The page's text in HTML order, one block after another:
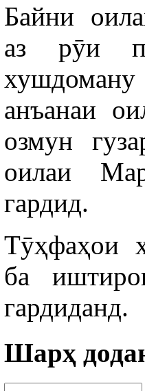
Байни
аз рӯи
анъанаи
озмун
оилаи
гардид.
Тӯҳфаҳои
ба
гардиданд.
Шарҳ